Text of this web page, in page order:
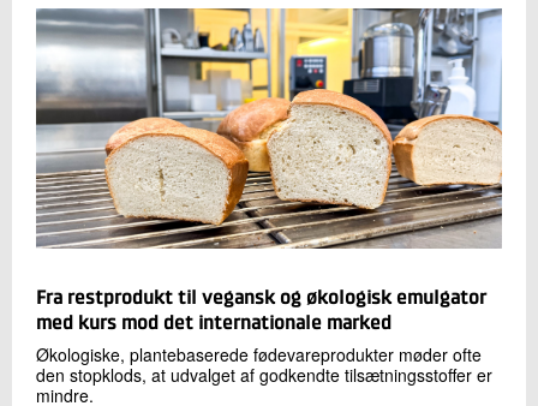
Fra restprodukt til vegansk og økologisk emulgator
med kurs mod det internationale marked
Økologiske, plantebaserede fødevareprodukter møder ofte
den stopklods, at udvalget af godkendte tilsætningsstoffer er
mindre.